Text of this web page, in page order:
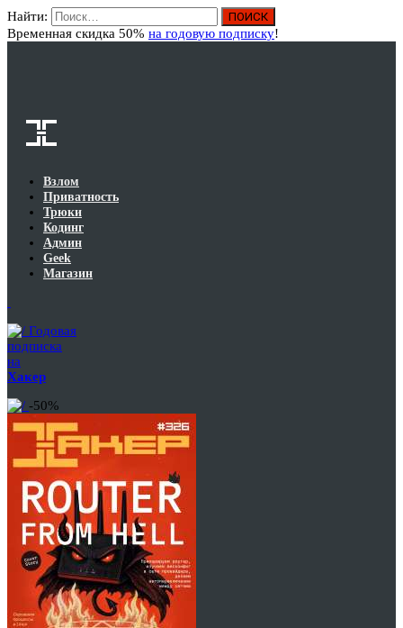
Найти:
Временная скидка 50% на годовую подписку!
Взлом
Приватность
Трюки
Кодинг
Админ
Geek
Магазин
Годовая
подписка
на
Хакер
-50%